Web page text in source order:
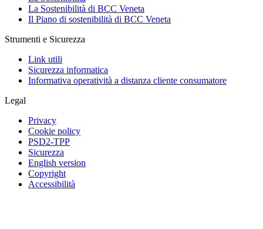
La Sostenibilità di BCC Veneta
Il Piano di sostenibilità di BCC Veneta
Strumenti e Sicurezza
Link utili
Sicurezza informatica
Informativa operatività a distanza cliente consumatore
Legal
Privacy
Cookie policy
PSD2-TPP
Sicurezza
English version
Copyright
Accessibilità